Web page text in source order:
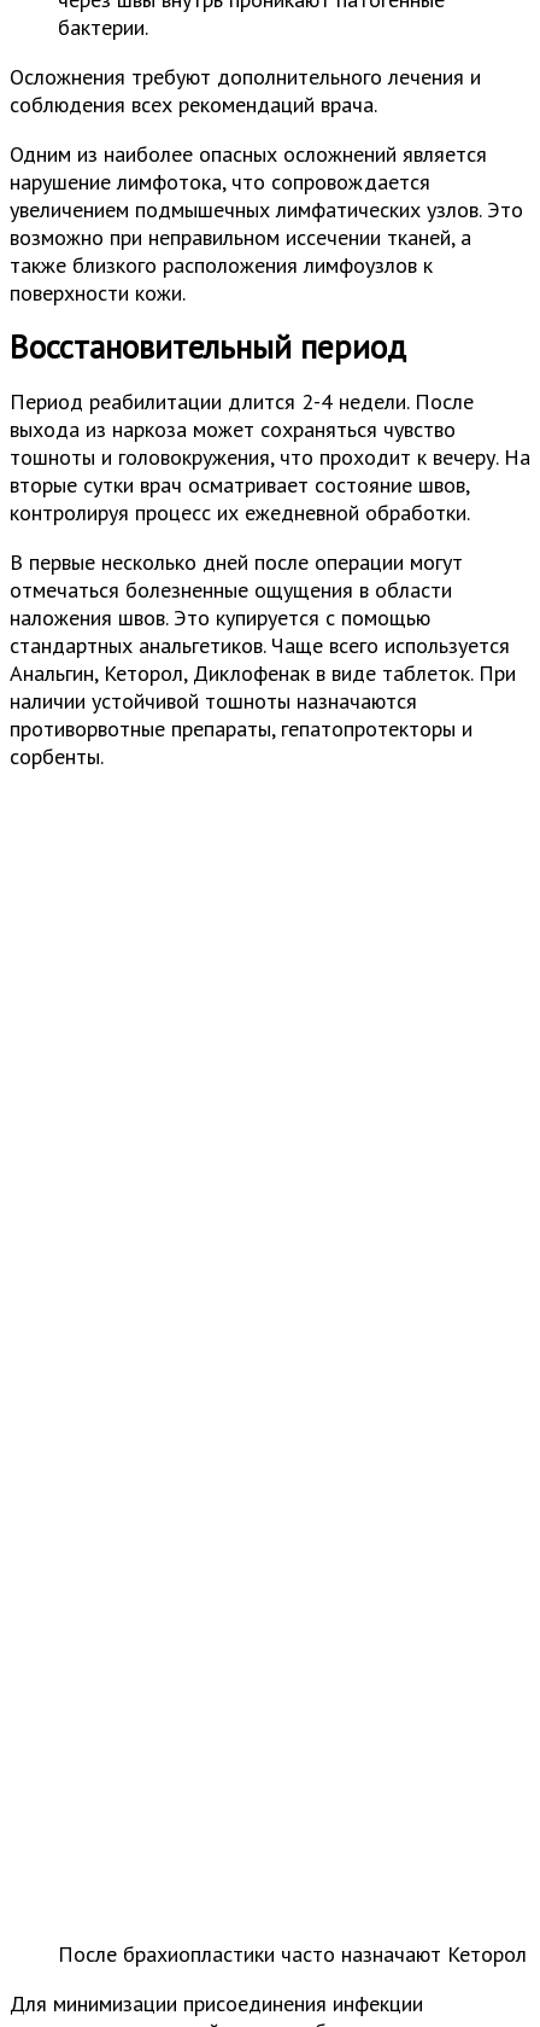
бактерии.
Осложнения требуют дополнительного лечения и
соблюдения всех рекомендаций врача.
Одним из наиболее опасных осложнений является
нарушение лимфотока, что сопровождается
увеличением подмышечных лимфатических узлов. Это
возможно при неправильном иссечении тканей, а
также близкого расположения лимфоузлов к
поверхности кожи.
Восстановительный период
Период реабилитации длится 2-4 недели. После
выхода из наркоза может сохраняться чувство
тошноты и головокружения, что проходит к вечеру. На
вторые сутки врач осматривает состояние швов,
контролируя процесс их ежедневной обработки.
В первые несколько дней после операции могут
отмечаться болезненные ощущения в области
наложения швов. Это купируется с помощью
стандартных анальгетиков. Чаще всего используется
Анальгин, Кеторол, Диклофенак в виде таблеток. При
наличии устойчивой тошноты назначаются
противорвотные препараты, гепатопротекторы и
сорбенты.
После брахиопластики часто назначают Кеторол
Для минимизации присоединения инфекции